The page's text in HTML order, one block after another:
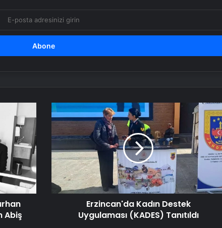
düştü
Serjoy : Dijital Medya Ajansı, Google
Reklam Ajansı, SEO Ajansı ve Web
Tasarım Ajansı
UETDS Nedir ? Uetds.com İle Akıllı
Dijital Taşımacılık Yazılımı
Abiş
Erzincan'da
Kadın
Destek
Uygulaması
(KADES)
Tanıtıldı
Erzincan'da Kadın Destek
Uygulaması (KADES) Tanıtıldı